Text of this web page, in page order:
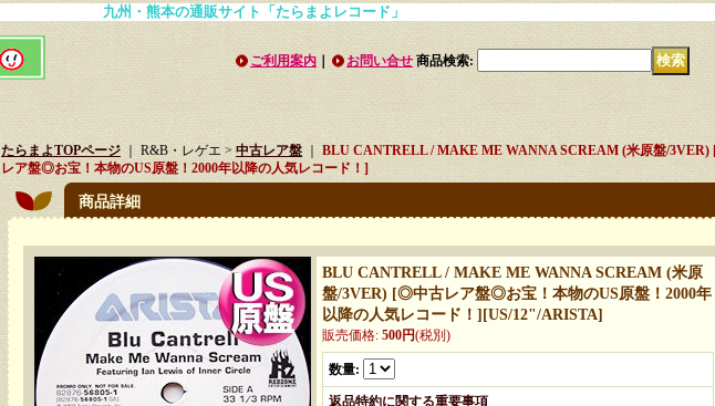
九州・熊本の通販サイト「たらまよレコード」
ご利用案内 お問い合せ 商品検索:
たらまよTOPページ｜ R&B・レゲエ >中古レア盤｜BLU CANTRELL / MAKE ME WANNA SCREAM (米原盤/
レア盤◎お宝！本物のUS原盤！2000年以降の人気レコード！]
商品詳細
BLU CANTRELL / MAKE ME WANNA SCREAM (米原
盤/3VER) [◎中古レア盤◎お宝！本物のUS原盤！2000年
以降の人気レコード！] [US/12"/ARISTA]
販売価格: 500円(税別)
数量:
返品特約に関する重要事項